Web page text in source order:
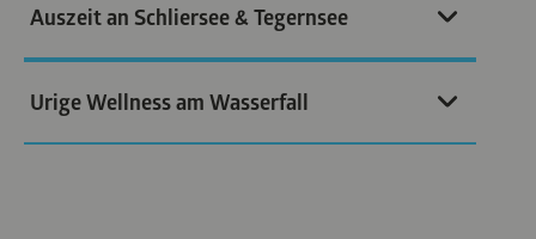
Auszeit an Schliersee & Tegernsee
Urige Wellness am Wasserfall